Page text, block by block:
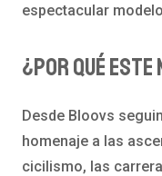
espectacular modelo
¿Por qué este
Desde Bloovs
homenaje a las
cicilismo, las